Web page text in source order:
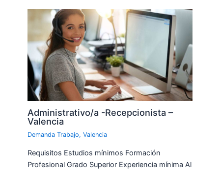
Administrativo/a -Recepcionista –
Valencia
Demanda Trabajo,Valencia
Requisitos Estudios mínimos Formación
Profesional Grado Superior Experiencia mínima Al